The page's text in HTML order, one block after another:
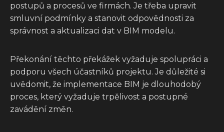
postupů a procesů ve firmách. Je třeba upravit
smluvní podmínky a stanovit odpovědnosti za
správnost a aktualizaci dat v BIM modelu.
Překonání těchto překážek vyžaduje spolupráci a
podporu všech účastníků projektu. Je důležité si
uvědomit, že implementace BIM je dlouhodobý
proces, který vyžaduje trpělivost a postupné
zavádění změn.